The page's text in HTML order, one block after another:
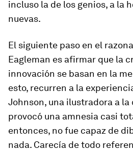
incluso la de los genios, a la
nuevas.
El siguiente paso en el
Eagleman es afirmar que la
innovación se basan en la
esto, recurren a la
Johnson, una ilustradora a
provocó una amnesia casi
entonces, no fue capaz de
nada. Carecía de todo